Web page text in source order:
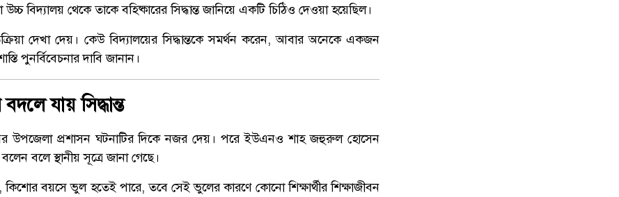
বিদ্যালয় থেকে তাকে বহিষ্কারের সিদ্ধান্ত জানিয়ে একটি চিঠিও দেওয়া হয়েছিল।
দেখা দেয়। কেউ বিদ্যালয়ের সিদ্ধান্তকে সমর্থন করেন, আবার অনেকে একজন
পুনর্বিবেচনার দাবি জানান।
যায় সিদ্ধান্ত
উপজেলা প্রশাসন ঘটনাটির দিকে নজর দেয়। পরে ইউএনও শাহ জহুরুল হোসেন
বলে স্থানীয় সূত্রে জানা গেছে।
কিশোর বয়সে ভুল হতেই পারে, তবে সেই ভুলের কারণে কোনো শিক্ষার্থীর শিক্ষাজীবন